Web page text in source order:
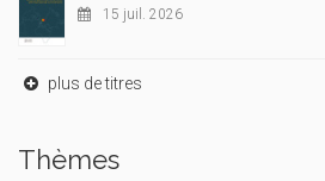
15 juil. 2026
plus de titres
Thèmes